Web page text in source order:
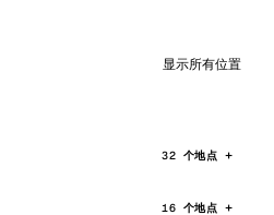
显示所有位置
32 个地点
16 个地点